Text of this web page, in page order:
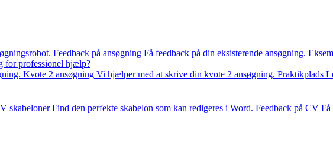
Feedback på ansøgning Få feedback på din eksisterende ansøgning.
for professionel hjælp?
Kvote 2 ansøgning Vi hjælper med at skrive din kvote 2 ansøgning. Praktikplads
skabeloner Find den perfekte skabelon som kan redigeres i Word. Feedback på CV Få